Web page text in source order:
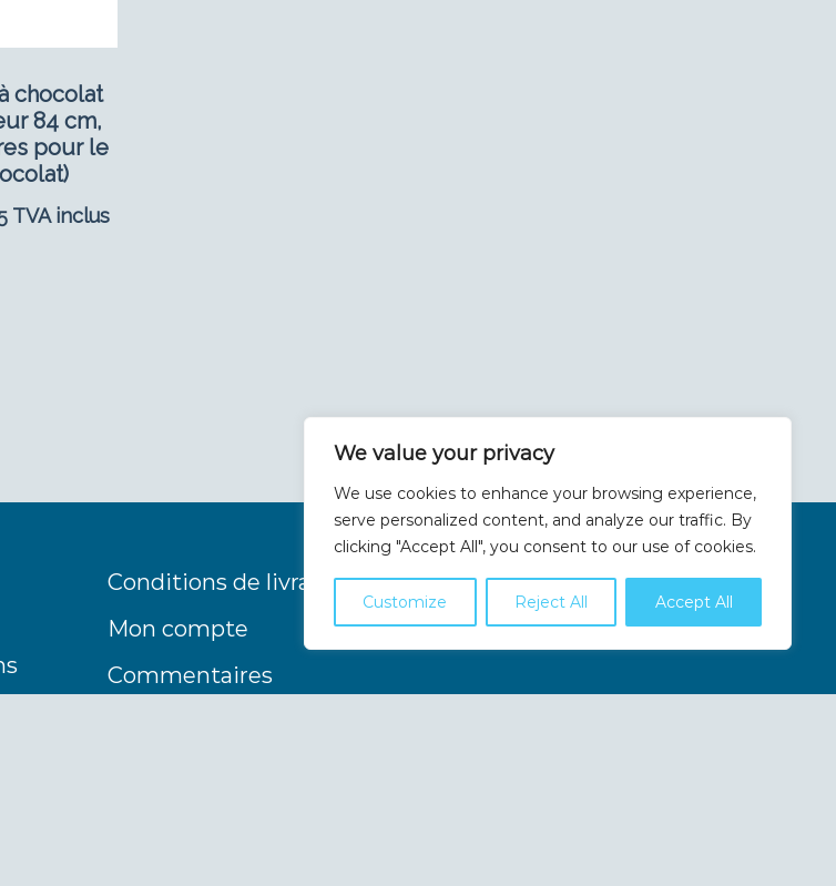
We value your privacy
We use cookies to enhance your browsing experience,
serve personalized content, and analyze our traffic. By
clicking "Accept All", you consent to our use of cookies.
Customize Reject All Accept All
chocolat
84 cm,
pour le
TVA inclus
Conditions de livraison
Mon compte
Commentaires